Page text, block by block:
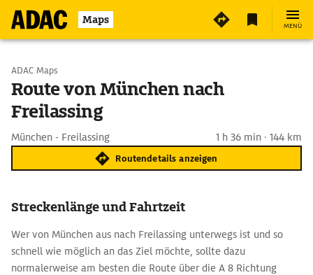
Maps MENÜ
Start wählen
Ziel eingeben
ADAC Maps
Route von München nach
Freilassing
München - Freilassing 1 h 36 min · 144 km
Routendetails anzeigen
Streckenlänge und Fahrtzeit
Wer von München aus nach Freilassing unterwegs ist und so
schnell wie möglich an das Ziel möchte, sollte dazu
normalerweise am besten die Route über die A 8 Richtung